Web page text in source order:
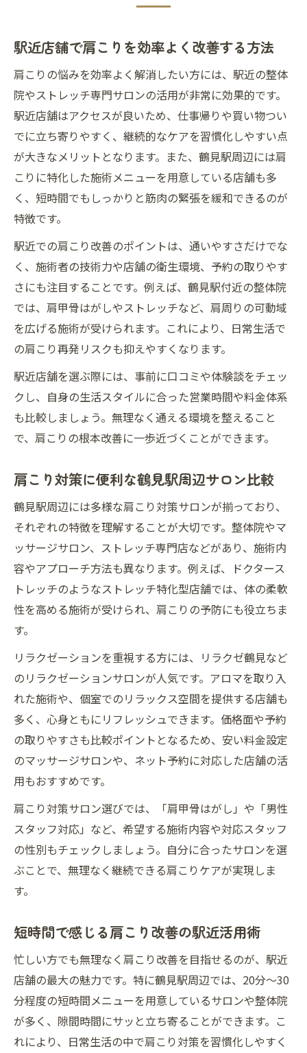
駅近店舗で肩こりを効率よく改善する方法
肩こりの悩みを効率よく解消したい方には、駅近の整体
院やストレッチ専門サロンの活用が非常に効果的です。
駅近店舗はアクセスが良いため、仕事帰りや買い物つい
でに立ち寄りやすく、継続的なケアを習慣化しやすい点
が大きなメリットとなります。また、鶴見駅周辺には肩
こりに特化した施術メニューを用意している店舗も多
く、短時間でもしっかりと筋肉の緊張を緩和できるのが
特徴です。
駅近での肩こり改善のポイントは、通いやすさだけでな
く、施術者の技術力や店舗の衛生環境、予約の取りやす
さにも注目することです。例えば、鶴見駅付近の整体院
では、肩甲骨はがしやストレッチなど、肩周りの可動域
を広げる施術が受けられます。これにより、日常生活で
の肩こり再発リスクも抑えやすくなります。
駅近店舗を選ぶ際には、事前に口コミや体験談をチェッ
クし、自身の生活スタイルに合った営業時間や料金体系
も比較しましょう。無理なく通える環境を整えること
で、肩こりの根本改善に一歩近づくことができます。
肩こり対策に便利な鶴見駅周辺サロン比較
鶴見駅周辺には多様な肩こり対策サロンが揃っており、
それぞれの特徴を理解することが大切です。整体院やマ
ッサージサロン、ストレッチ専門店などがあり、施術内
容やアプローチ方法も異なります。例えば、ドクタース
トレッチのようなストレッチ特化型店舗では、体の柔軟
性を高める施術が受けられ、肩こりの予防にも役立ちま
す。
リラクゼーションを重視する方には、リラクゼ鶴見など
のリラクゼーションサロンが人気です。アロマを取り入
れた施術や、個室でのリラックス空間を提供する店舗も
多く、心身ともにリフレッシュできます。価格面や予約
の取りやすさも比較ポイントとなるため、安い料金設定
のマッサージサロンや、ネット予約に対応した店舗の活
用もおすすめです。
肩こり対策サロン選びでは、「肩甲骨はがし」や「男性
スタッフ対応」など、希望する施術内容や対応スタッフ
の性別もチェックしましょう。自分に合ったサロンを選
ぶことで、無理なく継続できる肩こりケアが実現しま
す。
短時間で感じる肩こり改善の駅近活用術
忙しい方でも無理なく肩こり改善を目指せるのが、駅近
店舗の最大の魅力です。特に鶴見駅周辺では、20分～30
分程度の短時間メニューを用意しているサロンや整体院
が多く、隙間時間にサッと立ち寄ることができます。こ
れにより、日常生活の中で肩こり対策を習慣化しやすく